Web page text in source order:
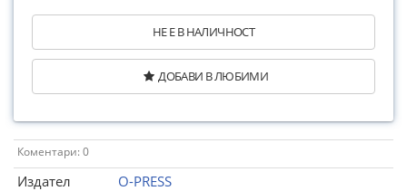
НЕ Е В НАЛИЧНОСТ
ДОБАВИ В ЛЮБИМИ
Коментари: 0
Издател
O-PRESS